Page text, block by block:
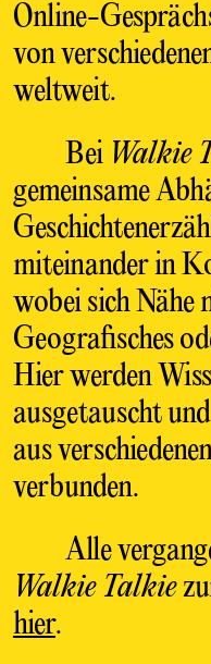
Online-
von
weltweit.
Bei Walkie
gemeinsame
miteinander in
wobei sich Nähe
Geografisches
Hier werden
ausgetauscht
aus
verbunden.
Alle
Walkie Talkie
hier.